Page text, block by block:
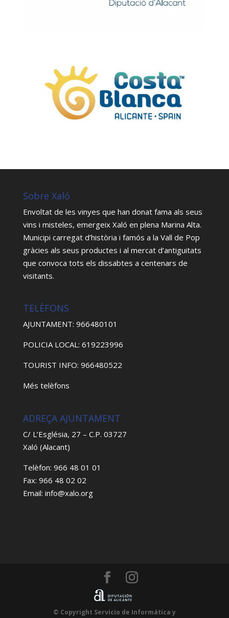
Sobre Xaló
Envoltat de les vinyes que han donat fama als seus
vins i misteles, emergeix Xaló en plena Marina Alta.
Municipi carregat d’història i famós a la Vall de Pop
gràcies als seus productes i al mercat d’antiguitats
que convoca tots els dissabtes a centenars de
visitants.
TELÈFONS
AJUNTAMENT: 966480101
POLICIA LOCAL: 619223996
TOURIST INFO: 966480522
Més telèfons
ADREÇA AJUNTAMENT
C/ L’Església, 27 – C.P. 03727
Xaló (Alacant)
Telèfon: 966 48 01 01
Fax: 966 48 02 02
Email: info@xalo.org
© Copyright Servicio de Informática y